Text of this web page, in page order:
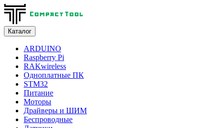
Каталог
ARDUINO
Raspberry Pi
RAKwireless
Одноплатные ПК
STM32
Питание
Моторы
Драйверы и ШИМ
Беспроводные